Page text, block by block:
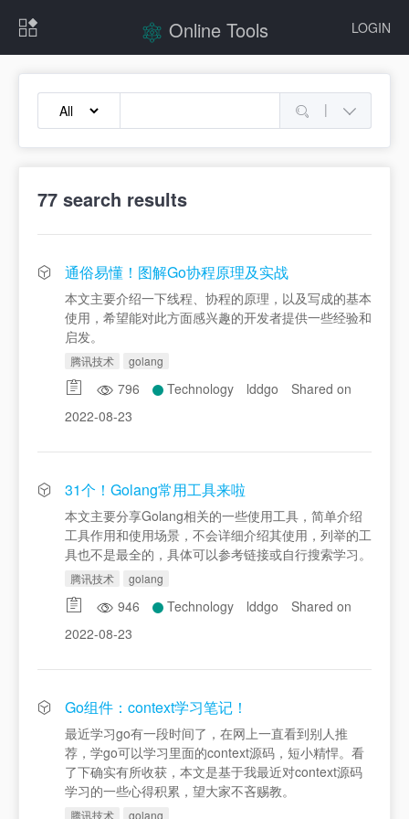
LOGIN
Online Tools
|
77 search results
通俗易懂！图解Go协程原理及实战
本文主要介绍一下线程、协程的原理，以及写成的基本
使用，希望能对此方面感兴趣的开发者提供一些经验和
启发。
腾讯技术 golang
796 Technology lddgo
Shared on
2022-08-23
31个！Golang常用工具来啦
本文主要分享Golang相关的一些使用工具，简单介绍
工具作用和使用场景，不会详细介绍其使用，列举的工
具也不是最全的，具体可以参考链接或自行搜索学习。
腾讯技术 golang
946 Technology lddgo
Shared on
2022-08-23
Go组件：context学习笔记！
最近学习go有一段时间了，在网上一直看到别人推
荐，学go可以学习里面的context源码，短小精悍。看
了下确实有所收获，本文是基于我最近对context源码
学习的一些心得积累，望大家不吝赐教。
腾讯技术 golang